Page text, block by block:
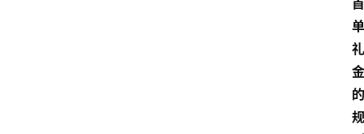
首
单
礼
金
的
规